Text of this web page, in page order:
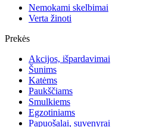
Nemokami skelbimai
Verta žinoti
Prekės
Akcijos, išpardavimai
Šunims
Katėms
Paukščiams
Smulkiems
Egzotiniams
Papuošalai, suvenyrai